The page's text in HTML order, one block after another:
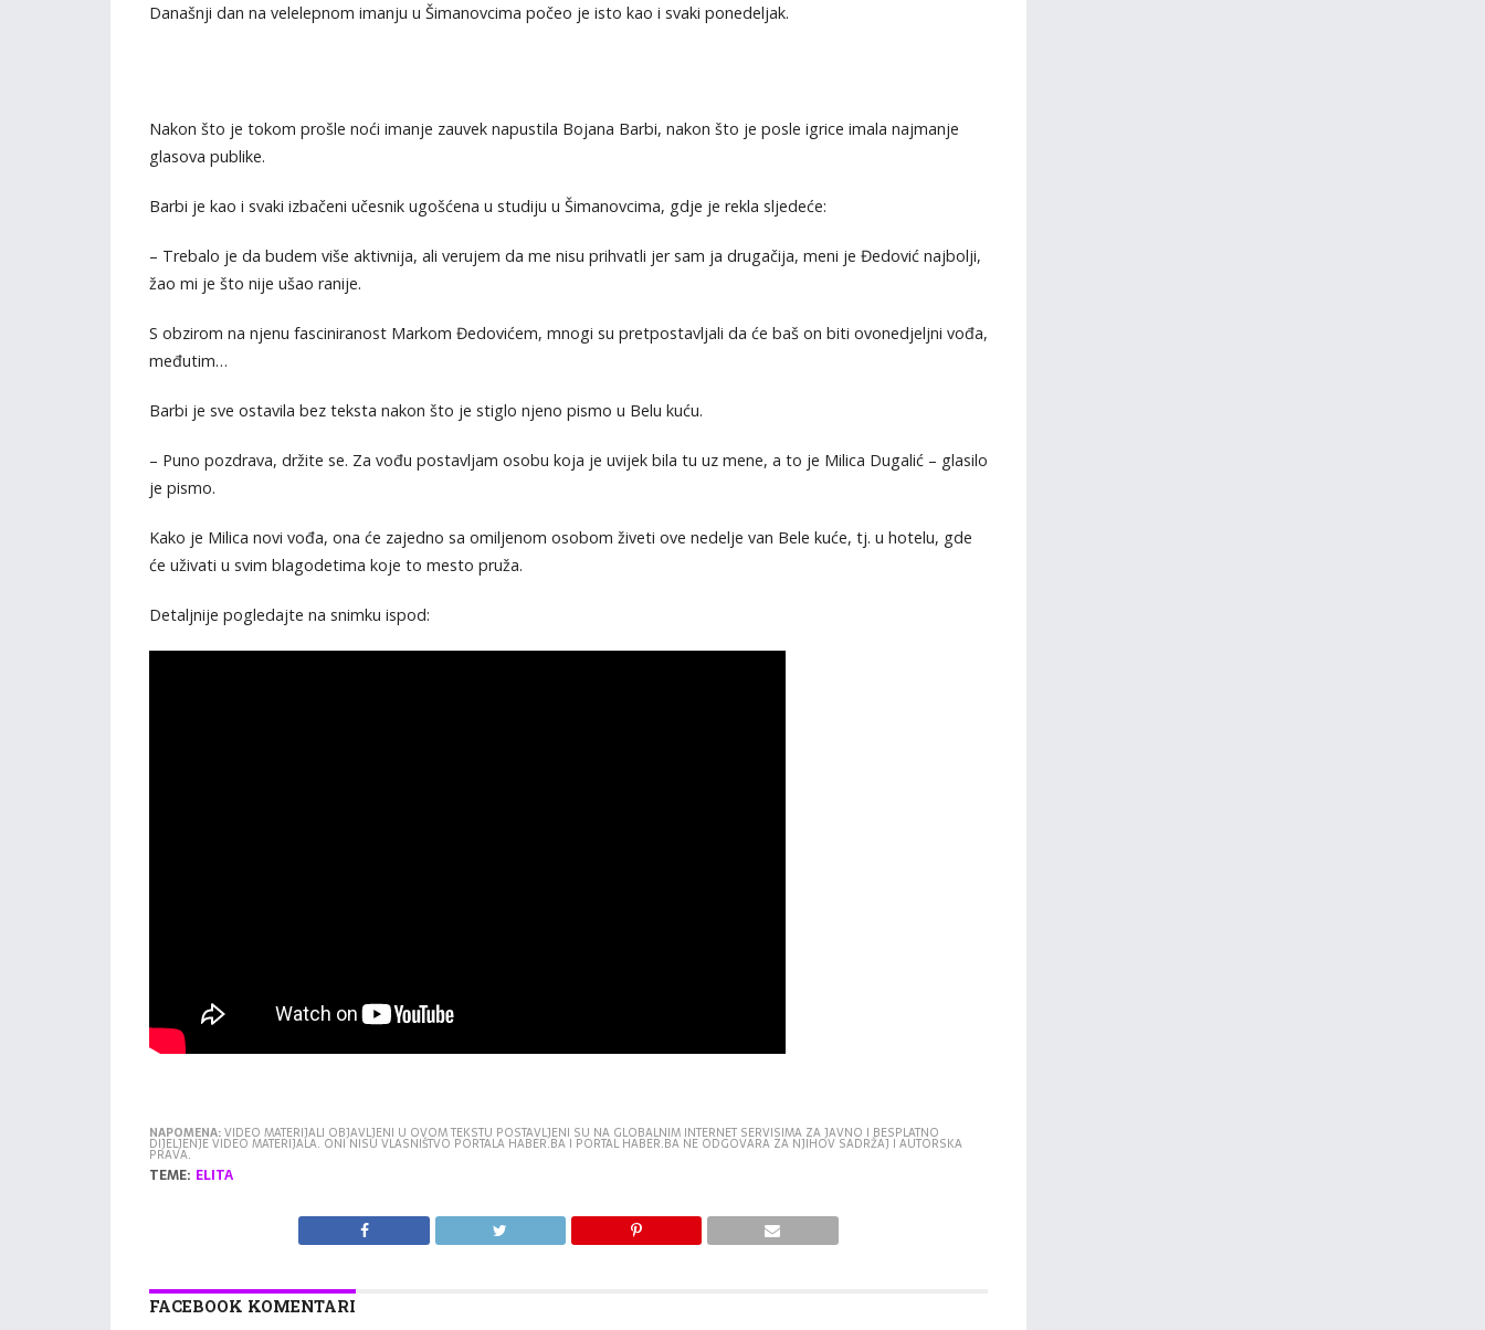
Današnji dan na velelepnom imanju u Šimanovcima počeo je isto kao i svaki ponedeljak.
Nakon što je tokom prošle noći imanje zauvek napustila Bojana Barbi, nakon što je posle igrice imala najmanje
glasova publike.
Barbi je kao i svaki izbačeni učesnik ugošćena u studiju u Šimanovcima, gdje je rekla sljedeće:
– Trebalo je da budem više aktivnija, ali verujem da me nisu prihvatli jer sam ja drugačija, meni je Đedović najbolji,
žao mi je što nije ušao ranije.
S obzirom na njenu fasciniranost Markom Đedovićem, mnogi su pretpostavljali da će baš on biti ovonedjeljni vođa,
međutim…
Barbi je sve ostavila bez teksta nakon što je stiglo njeno pismo u Belu kuću.
– Puno pozdrava, držite se. Za vođu postavljam osobu koja je uvijek bila tu uz mene, a to je Milica Dugalić – glasilo
je pismo.
Kako je Milica novi vođa, ona će zajedno sa omiljenom osobom živeti ove nedelje van Bele kuće, tj. u hotelu, gde
će uživati u svim blagodetima koje to mesto pruža.
Detaljnije pogledajte na snimku ispod:
NAPOMENA:VIDEO MATERIJALI OBJAVLJENI U OVOM TEKSTU POSTAVLJENI SU NA GLOBALNIM INTERNET SERVISIMA ZA JAVNO I BESPLATNO
DIJELJENJE VIDEO MATERIJALA. ONI NISU VLASNIŠTVO PORTALA HABER.BA I PORTAL HABER.BA NE ODGOVARA ZA NJIHOV SADRŽAJ I AUTORSKA
PRAVA.
TEME: ELITA
FACEBOOK KOMENTARI